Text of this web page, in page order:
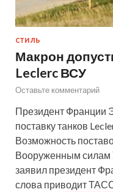
СТИЛЬ
Макрон
Leclerc ВСУ
Оставьте комментарий
Президент Франции
поставку танков
Возможность
Вооруженным силам
заявил президент
слова приводит